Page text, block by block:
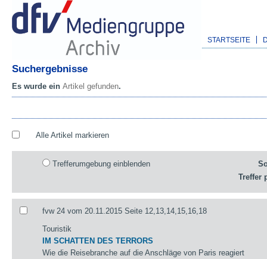
STARTSEITE
Suchergebnisse
Es wurde ein Artikel gefunden.
Alle Artikel markieren
Trefferumgebung einblenden
Treffer
fvw 24 vom 20.11.2015 Seite 12,13,14,15,16,18
Touristik
IM SCHATTEN DES TERRORS
Wie die Reisebranche auf die Anschläge von Paris reagiert